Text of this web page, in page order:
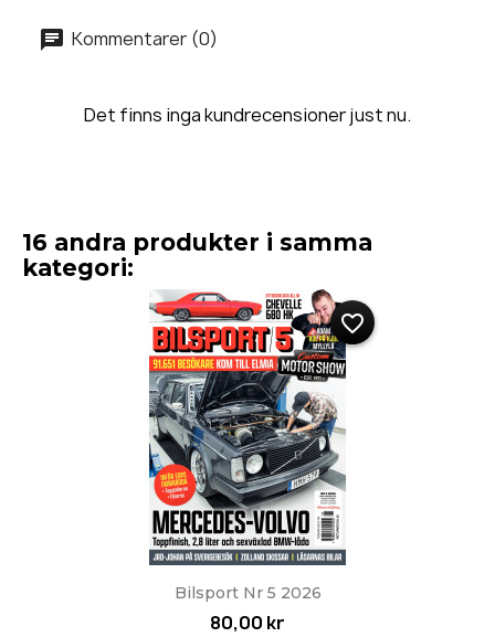
Kommentarer (0)
Det finns inga kundrecensioner just nu.
16 andra produkter i samma
kategori:
Bilsport Nr 5 2026
80,00 kr
favorite_border